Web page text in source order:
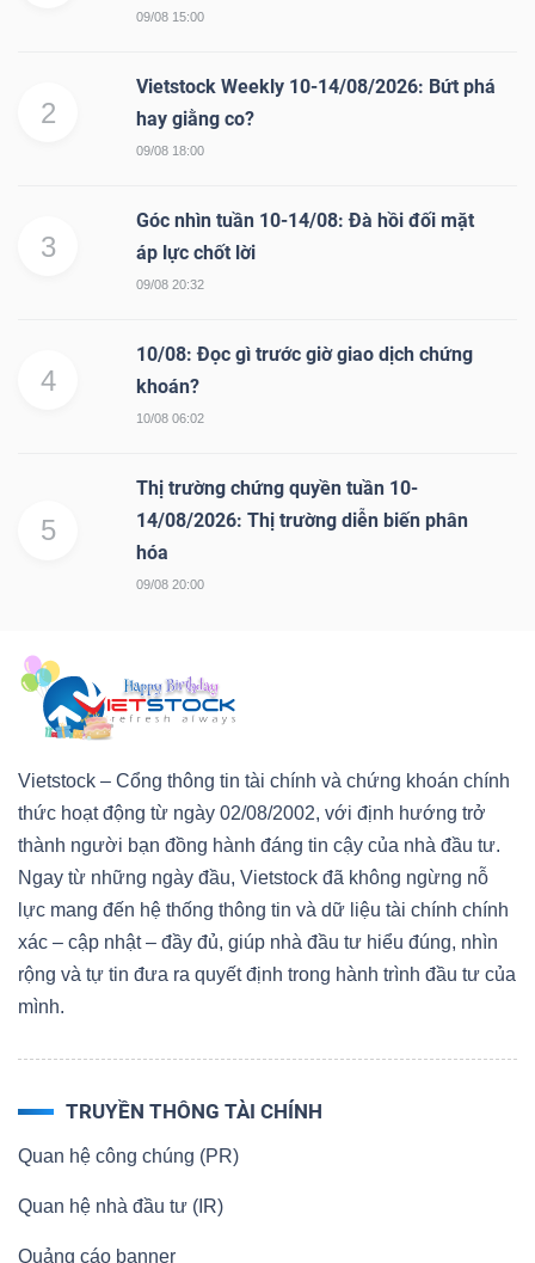
09/08 15:00
2
Vietstock Weekly 10-14/08/2026: Bứt phá
hay giằng co?
09/08 18:00
3
Góc nhìn tuần 10-14/08: Đà hồi đối mặt
áp lực chốt lời
09/08 20:32
4
10/08: Đọc gì trước giờ giao dịch chứng
khoán?
10/08 06:02
5
Thị trường chứng quyền tuần 10-
14/08/2026: Thị trường diễn biến phân
hóa
09/08 20:00
Vietstock – Cổng thông tin tài chính và chứng khoán chính
thức hoạt động từ ngày 02/08/2002, với định hướng trở
thành người bạn đồng hành đáng tin cậy của nhà đầu tư.
Ngay từ những ngày đầu, Vietstock đã không ngừng nỗ
lực mang đến hệ thống thông tin và dữ liệu tài chính chính
xác – cập nhật – đầy đủ, giúp nhà đầu tư hiểu đúng, nhìn
rộng và tự tin đưa ra quyết định trong hành trình đầu tư của
mình.
TRUYỀN THÔNG TÀI CHÍNH
Quan hệ công chúng (PR)
Quan hệ nhà đầu tư (IR)
Quảng cáo banner